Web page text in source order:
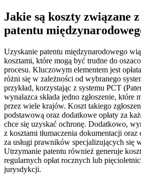
Jakie są koszty związane
patentu
Uzyskanie patentu międzynarodowego
kosztami, które mogą być trudne do
procesu. Kluczowym elementem jest
różni się w zależności od wybranego
przykład, korzystając z systemu PCT
wynalazca składa jedno zgłoszenie, które
przez wiele krajów. Koszt takiego
podstawową oraz dodatkowe opłaty za
chce się uzyskać ochronę. Dodatkowo,
z kosztami tłumaczenia dokumentacji oraz
za usługi prawników specjalizujących się
Utrzymanie patentu również generuje
regularnych opłat rocznych lub
jurysdykcji.